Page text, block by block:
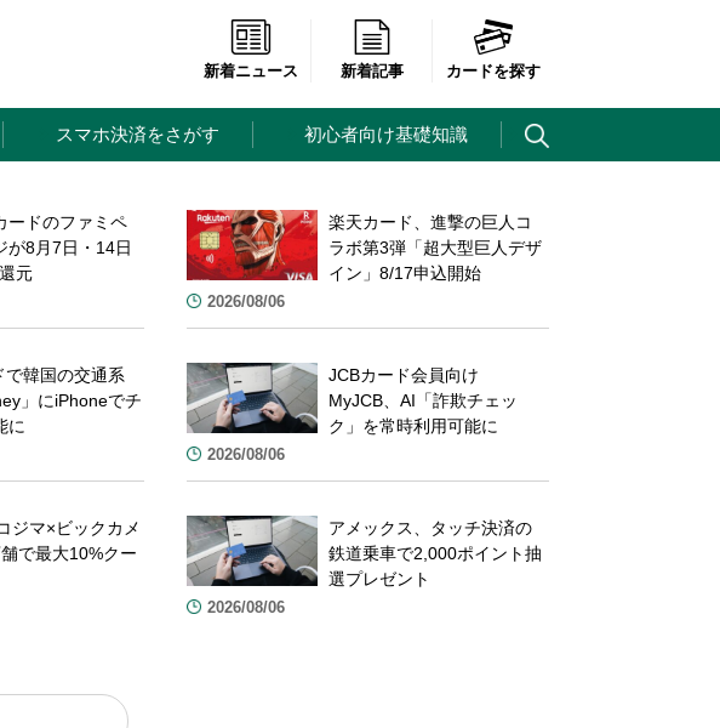
新着ニュース 新着記事 カードを探す
スマホ決済をさがす 初心者向け基礎知識
ードのファミペ
が8月7日・14日
元
2026/08/06
楽天カード、進撃の巨人コ
ラボ第3弾「超大型巨人デザ
イン」8/17申込開始
で韓国の交通系
」にiPhoneでチ
に
2026/08/06
JCBカード会員向け
MyJCB、AI「詐欺チェッ
ク」を常時利用可能に
ジマ×ビックカメ
で最大10%クー
2026/08/06
アメックス、タッチ決済の
鉄道乗車で2,000ポイント抽
選プレゼント